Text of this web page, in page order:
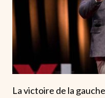
La victoire de la